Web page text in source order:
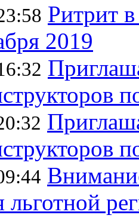
Ритрит
2019
льготной